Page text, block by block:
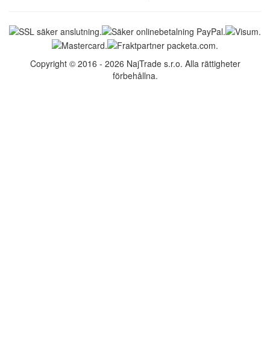
Copyright © 2016 - 2026 NajTrade s.r.o. Alla rättigheter
förbehållna.